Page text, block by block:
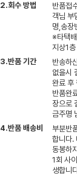
2.회수 방법
반품접
객님 부
명,송장
※타택
지상1
3.반품 기간
반송하
없을시
완료 후
반품완
장으로
금주명
4.반품 배송비
부분반
합니다.
동봉하
1회 사
생합니